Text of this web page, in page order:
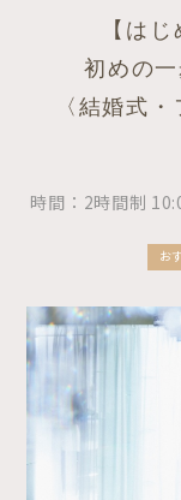
【は
初めの
〈結婚式
時間：2時間制
お